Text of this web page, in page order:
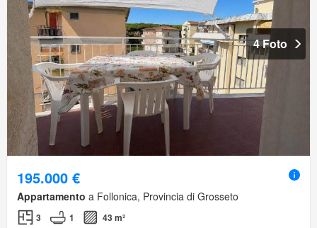
4 Foto
195.000 €
Appartamento a Follonica, Provincia di Grosseto
3 1 43 m²